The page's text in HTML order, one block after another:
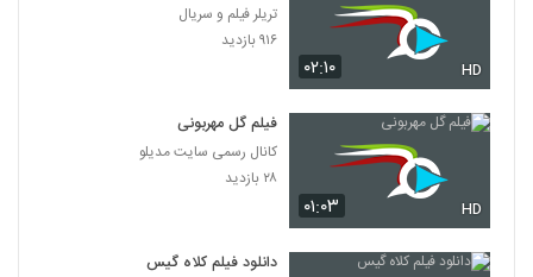
۰۲:۱۰ HD
تریلر فیلم و سریال
۹۱۶ بازدید
۰۱:۰۳ HD
فیلم گل مهربونی
کانال رسمی سایت مدیلو
۲۸ بازدید
دانلود فیلم کلاه گیس